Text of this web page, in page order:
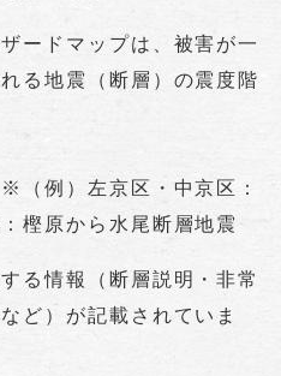
ードマップは、被害が一
る地震（断層）の震度階
。
区・中京区：
樫原から水尾断層地震
る情報（断層説明・非常
ど）が記載されていま